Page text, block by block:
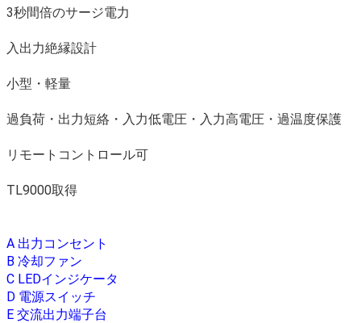
3秒間倍のサージ電力
入出力絶縁設計
小型・軽量
過負荷・出力短絡・入力低電圧・入力高電圧・過温度保護
リモートコントロール可
TL9000取得
A 出力コンセント
B 冷却ファン
C LEDインジケータ
D 電源スイッチ
E 交流出力端子台